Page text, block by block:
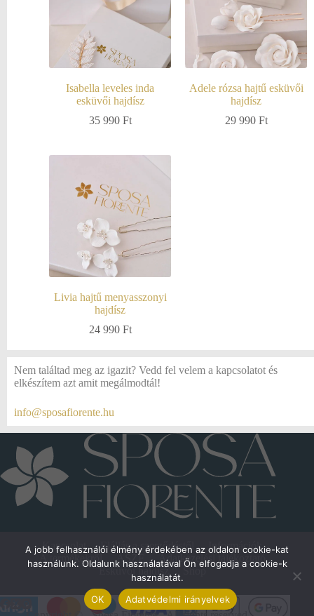
Isabella leveles inda
esküvői hajdísz
35 990 Ft
Adele rózsa hajtű esküvői
hajdísz
29 990 Ft
Livia hajtű menyasszonyi
hajdísz
24 990 Ft
Nem találtad meg az igazit? Vedd fel velem a kapcsolatot és
elkészítem azt amit megálmodtál!
info@sposafiorente.hu
Kapcsolat Elállás a szerződéstől
Információk
A termékekről
ÁSZF
Adatkezelési tájékoztató
Esküvői hajdísz
Shop
A jobb felhasználói élmény érdekében az oldalon cookie-kat
használunk. Oldalunk használatával Ön elfogadja a cookie-k
használatát.
OK
Adatvédelmi irányelvek